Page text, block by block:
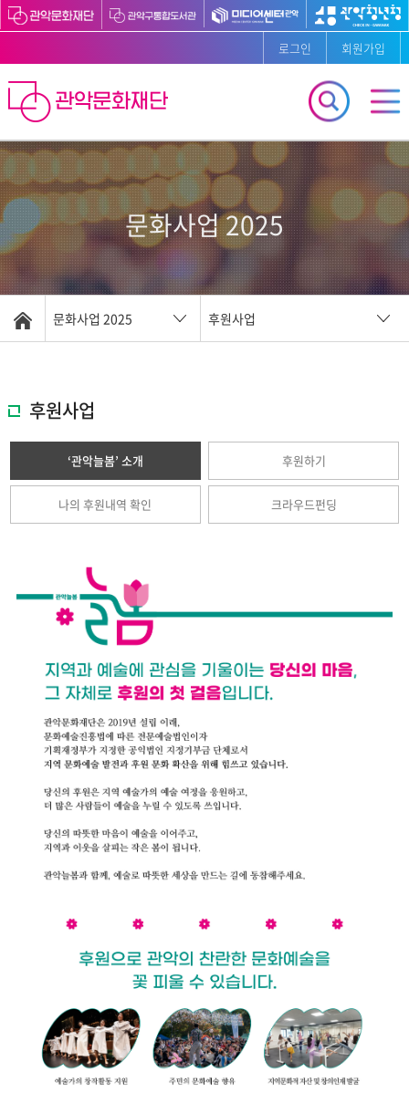
로그인 회원가입
문화사업 2025
문화사업 2025 후원사업
후원사업
‘관악늘봄’ 소개 후원하기
나의 후원내역 확인 크라우드펀딩